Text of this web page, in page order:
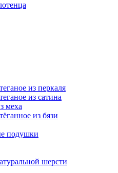
из перкаля
из сатина
меха
из бязи
подушки
шерсти